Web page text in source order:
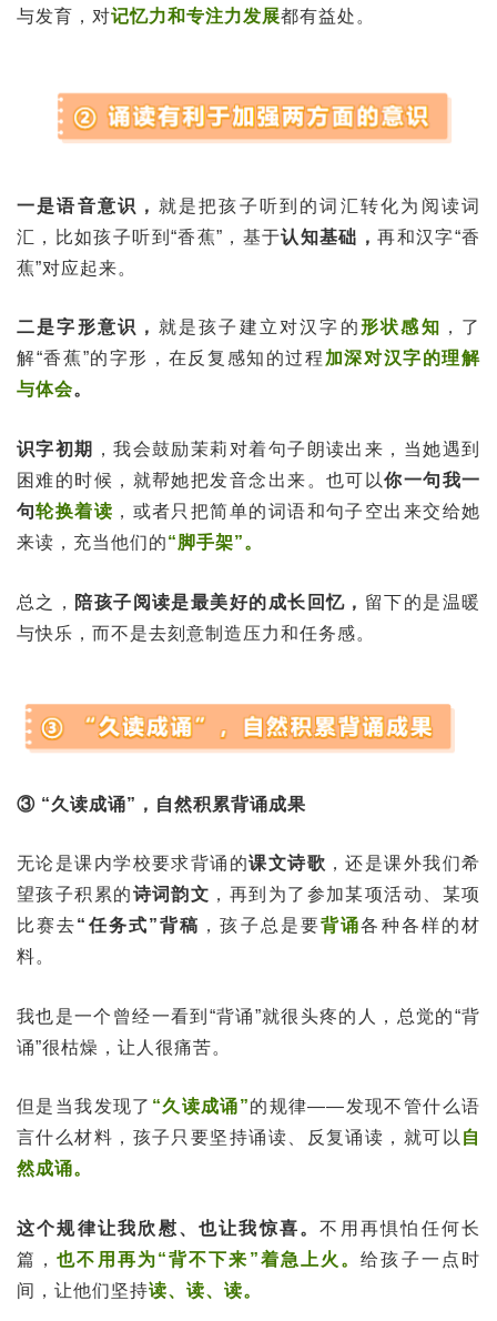
与发育，对记忆力和专注力发展都有益处。
一是语音意识， 就是把孩子听到的词汇转化为阅读词
汇，比如孩子听到“香蕉”，基于认知基础，再和汉字“香
蕉”对应起来。
二是字形意识， 就是孩子建立对汉字的形状感知 ，了
解“香蕉”的字形，在反复感知的过程 加深对汉字的理解
与体会。
识字初期
，我会鼓励茉莉对着句子朗读出来，当她遇到
困难的时候，就帮她把发音念出来。也可以你一句我一
句轮换着读 ，或者只把简单的词语和句子空出来交给她
来读，充当他们的“脚手架”。
总之， 陪孩子阅读是最美好的成长回忆， 留下的是温暖
与快乐，而不是去刻意制造压力和任务感。
③ “久读成诵”，自然积累背诵成果
无论是课内学校要求背诵的课文诗歌 ，还是课外我们希
望孩子积累的诗词韵文 ，再到为了参加某项活动、某项
比赛去“任务式”背稿 ，孩子总是要背诵各种各样的材
料。
我也是一个曾经一看到“背诵”就很头疼的人，总觉的“背
诵”很枯燥，让人很痛苦。
但是当我发现了 “久读成诵”的规律——发现不管什么语
言什么材料，孩子只要坚持诵读、反复诵读，就可以 自
然成诵。
这个规律让我欣慰、也让我惊喜。不用再惧怕任何长
篇，也不用再为“背不下来”着急上火。给孩子一点时
间，让他们坚持读、读、读。